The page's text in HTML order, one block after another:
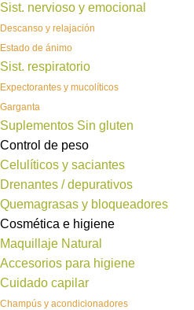
Sist. nervioso y emocional
Descanso y relajación
Estado de ánimo
Sist. respiratorio
Expectorantes y mucolíticos
Garganta
Suplementos Sin gluten
Control de peso
Celulíticos y saciantes
Drenantes / depurativos
Quemagrasas y bloqueadores
Cosmética e higiene
Maquillaje Natural
Accesorios para higiene
Cuidado capilar
Champús y acondicionadores